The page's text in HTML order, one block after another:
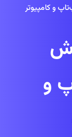
و کامپیوتر
و